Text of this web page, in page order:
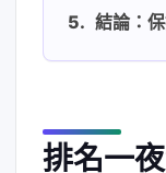
結論：
排名一